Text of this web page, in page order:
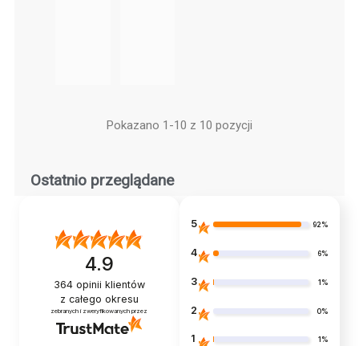
Pokazano 1-10 z 10 pozycji
Ostatnio przeglądane
4.9
364opinii klientów
z całego okresu
zebranych i zweryfikowanych przez
5 92%
4 6%
3 1%
2 0%
1 1%